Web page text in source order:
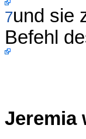
7und sie
Befehl
Jeremia